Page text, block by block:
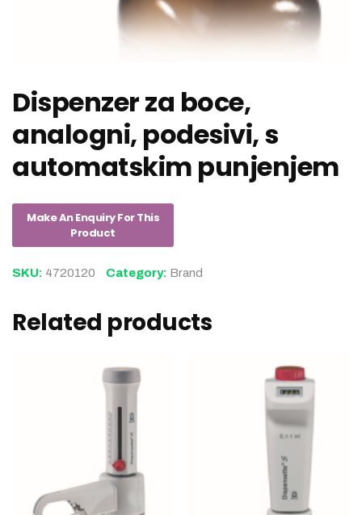
Dispenzer za boce,
analogni, podesivi, s
automatskim punjenjem
SKU: 4720120 Category: Brand
Related products